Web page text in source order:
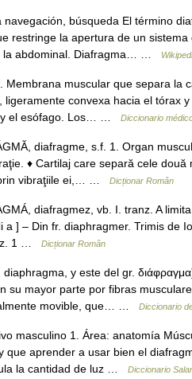
búsqueda El término
restringe la apertura de un
la abdominal. Diafragma… …
muscular que separa la
ligeramente convexa hacia el tórax
y el esófago. Los… …
Diccionario
diafragme, s.f. 1. Organ
♦ Cartilaj care separă cele
vibraţiile ei,… …
Dicționar Român
diafragmez, vb. I. tranz. A
a ] – Din fr. diaphragmer. Trimis de
1 …
Dicționar Român
y este del gr.
su mayor parte por fibras
movible, que… …
Diccionario
masculino 1. Área: anatomía
que aprender a usar bien el
la cantidad de luz …
Diccionario